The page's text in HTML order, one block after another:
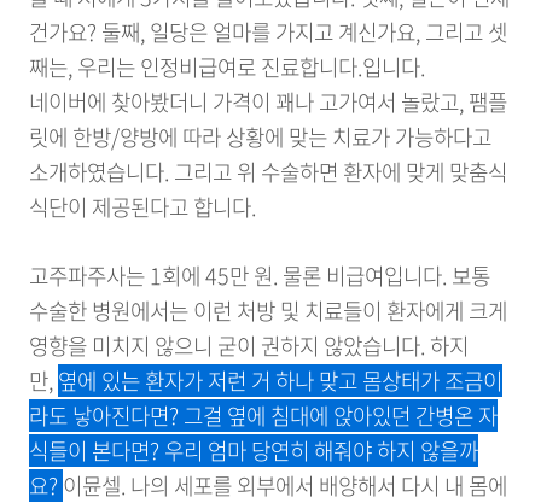
건가요? 둘째, 일당은 얼마를 가지고 계신가요, 그리고 셋
째는, 우리는 인정비급여로 진료합니다.입니다.
네이버에 찾아봤더니 가격이 꽤나 고가여서 놀랐고, 팸플
릿에 한방/양방에 따라 상황에 맞는 치료가 가능하다고
소개하였습니다. 그리고 위 수술하면 환자에 맞게 맞춤식
식단이 제공된다고 합니다.
고주파주사는 1회에 45만 원. 물론 비급여입니다. 보통
수술한 병원에서는 이런 처방 및 치료들이 환자에게 크게
영향을 미치지 않으니 굳이 권하지 않았습니다. 하지
만,옆에 있는 환자가 저런 거 하나 맞고 몸상태가 조금이
라도 낳아진다면? 그걸 옆에 침대에 앉아있던 간병온 자
식들이 본다면? 우리 엄마 당연히 해줘야 하지 않을까
요? 이뮨셀. 나의 세포를 외부에서 배양해서 다시 내 몸에